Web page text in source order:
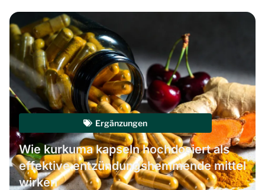
Ergänzungen
Wie kurkuma kapseln hochdosiert als
effektive entzündungshemmende mittel
wirken